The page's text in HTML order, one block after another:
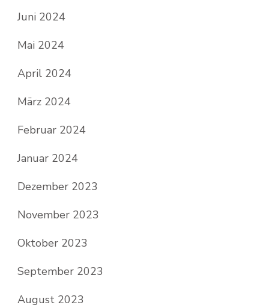
Juni 2024
Mai 2024
April 2024
März 2024
Februar 2024
Januar 2024
Dezember 2023
November 2023
Oktober 2023
September 2023
August 2023